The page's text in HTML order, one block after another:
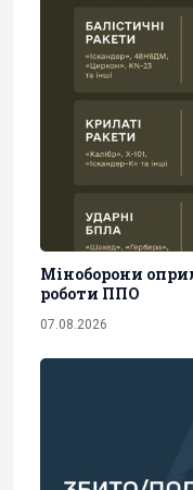
Міноборони
роботи ППО
07.08.2026